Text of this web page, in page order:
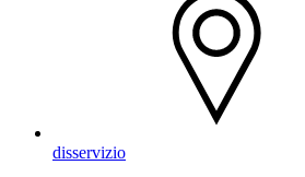
disservizio